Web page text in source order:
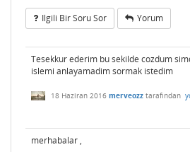
Ilgili Bir Soru Sor Yorum
Tesekkur ederim bu sekilde cozdum
islemi anlayamadim sormak istedim
18 Haziran 2016 merveozz tarafından
merhabalar ,